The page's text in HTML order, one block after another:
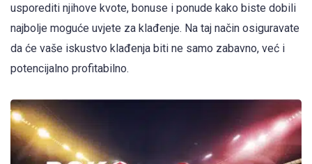
usporediti njihove kvote, bonuse i ponude kako biste dobili
najbolje moguće uvjete za klađenje. Na taj način osiguravate
da će vaše iskustvo klađenja biti ne samo zabavno, već i
potencijalno profitabilno.